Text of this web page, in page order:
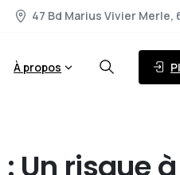
47 Bd Marius Vivier Merle,
À propos
: Un risqueà